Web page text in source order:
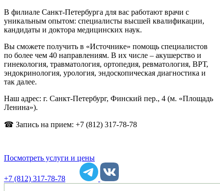
В филиале Санкт-Петербурга для вас работают врачи с
уникальным опытом: специалисты высшей квалификации,
кандидаты и доктора медицинских наук.
Вы сможете получить в «Источнике» помощь специалистов
по более чем 40 направлениям. В их числе – акушерство и
гинекология, травматология, ортопедия, ревматология, ВРТ,
эндокринология, урология, эндоскопическая диагностика и
так далее.
Наш адрес: г. Санкт-Петербург, Финский пер., 4 (м. «Площадь
Ленина»).
☎ Запись на прием: +7 (812) 317-78-78
Посмотреть услуги и цены
+7 (812) 317-78-78